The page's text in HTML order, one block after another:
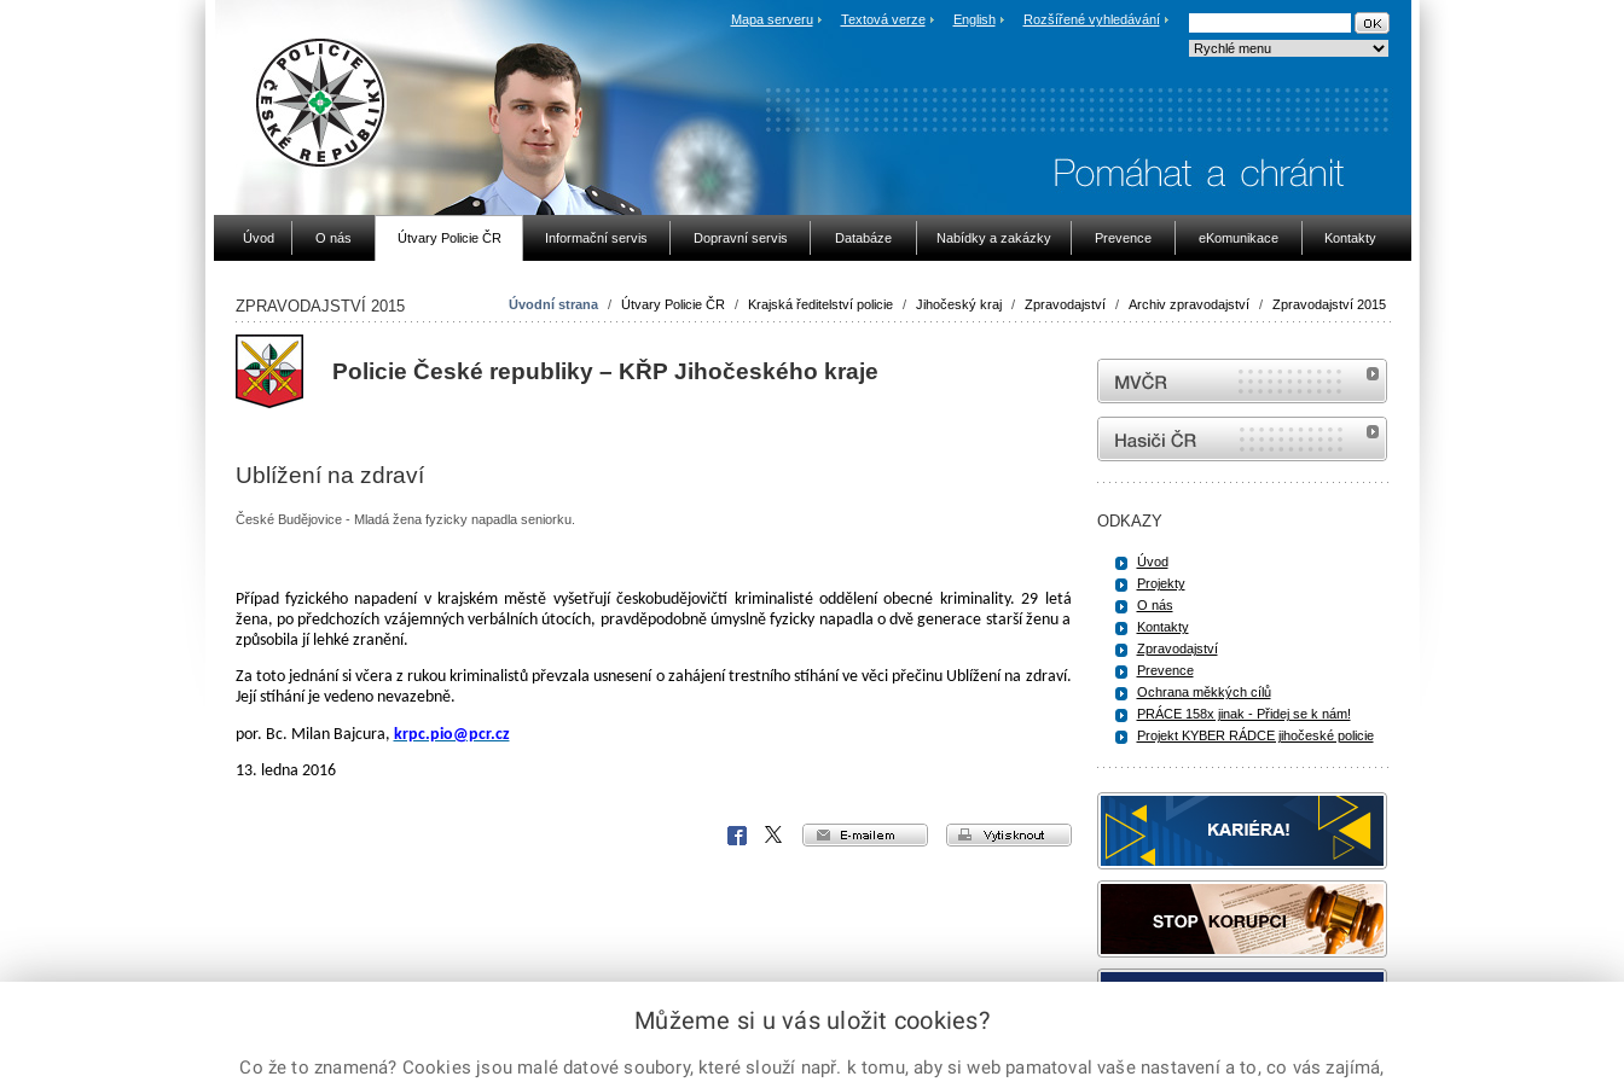
Mapa serveru Textová verze English Rozšířené vyhledávání
Úvod O nás Útvary Policie ČR Informační servis Dopravní servis Databáze Nabídky a zakázky Prevence eKomunikace Kontakty
Úvodní strana / Útvary Policie ČR / Krajská ředitelství policie / Jihočeský kraj / Zpravodajství / Archiv zpravodajství / Zpravodajství 2015
ZPRAVODAJSTVÍ 2015
Policie České republiky – KŘP Jihočeského kraje
Ublížení na zdraví
České Budějovice - Mladá žena fyzicky napadla seniorku.
Případ fyzického napadení v krajském městě vyšetřují českobudějovičtí kriminalisté oddělení obecné kriminality. 29 letá
žena, po předchozích vzájemných verbálních útocích, pravděpodobně úmyslně fyzicky napadla o dvě generace starší ženu a
způsobila jí lehké zranění.
Za toto jednání si včera z rukou kriminalistů převzala usnesení o zahájení trestního stíhání ve věci přečinu Ublížení na zdraví.
Její stíhání je vedeno nevazebně.
por. Bc. Milan Bajcura, krpc.pio@pcr.cz
13. ledna 2016
vytisknout
e-mailem
X
Facebook
MVČR
internetové stránky Hasiči ČR
ODKAZY
Úvod
Projekty
O nás
Kontakty
Zpravodajství
Prevence
Ochrana měkkých cílů
PRÁCE 158x jinak - Přidej se k nám!
Projekt KYBER RÁDCE jihočeské policie
Můžeme si u vás uložit cookies?
Co že to znamená? Cookies jsou malé datové soubory, které slouží např. k tomu, aby si web pamatoval vaše nastavení a to, co vás zajímá,